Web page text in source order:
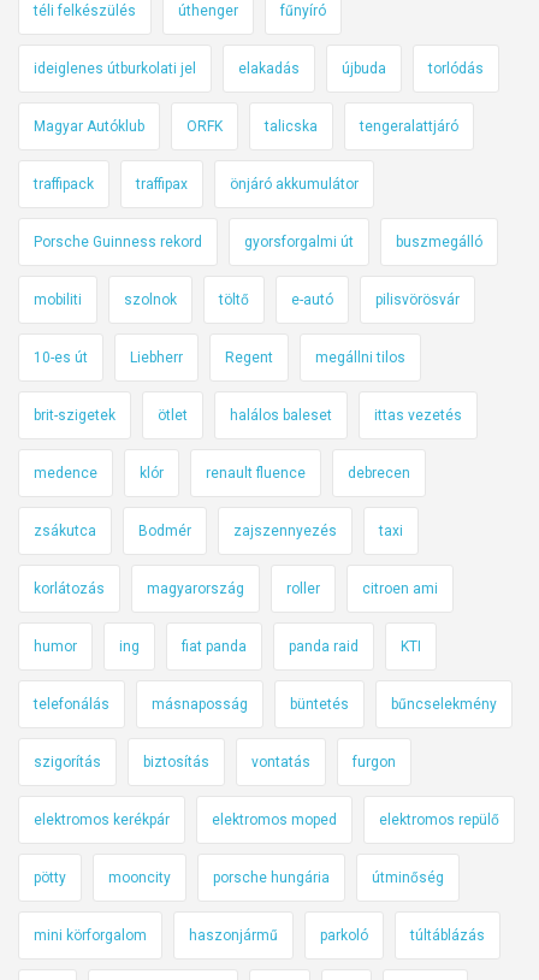
téli felkészülés úthenger fűnyíró
ideiglenes útburkolati jel elakadás újbuda torlódás
Magyar Autóklub ORFK talicska tengeralattjáró
traffipack traffipax önjáró akkumulátor
Porsche Guinness rekord gyorsforgalmi út buszmegálló
mobiliti szolnok töltő e-autó pilisvörösvár
10-es út Liebherr Regent megállni tilos
brit-szigetek ötlet halálos baleset ittas vezetés
medence klór renault fluence debrecen
zsákutca Bodmér zajszennyezés taxi
korlátozás magyarország roller citroen ami
humor ing fiat panda panda raid KTI
telefonálás másnaposság büntetés bűncselekmény
szigorítás biztosítás vontatás furgon
elektromos kerékpár elektromos moped elektromos repülő
pötty mooncity porsche hungária útminőség
mini körforgalom haszonjármű parkoló túltáblázás